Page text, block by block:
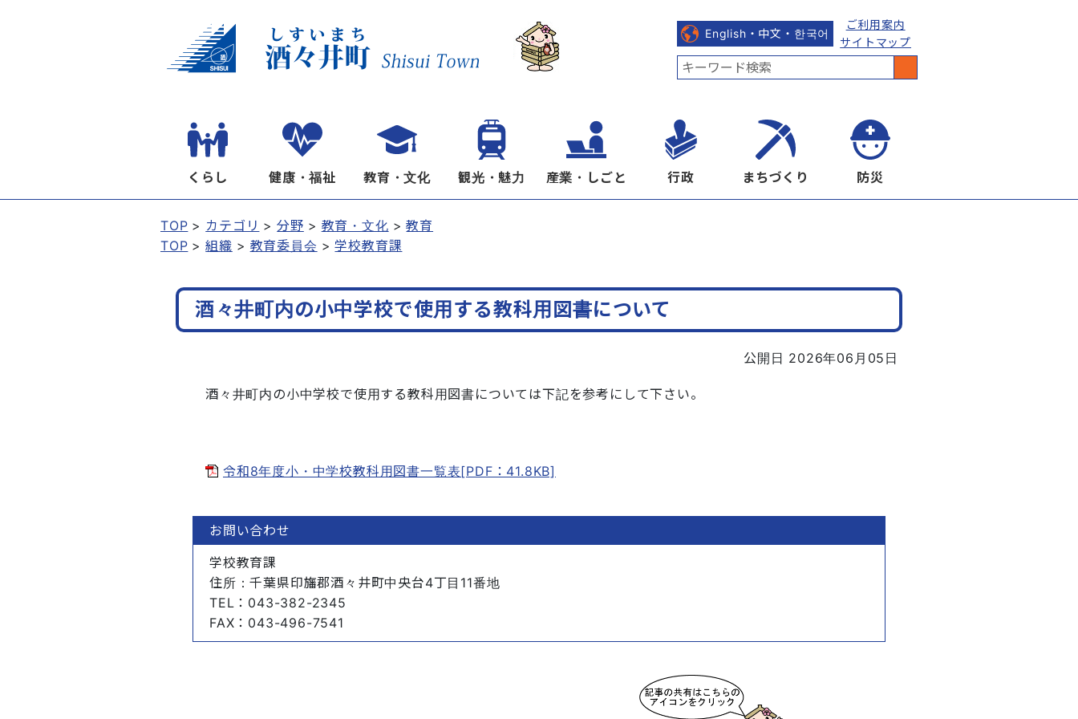
English・中文・한국어
ご利用案内
サイトマップ
くらし 健康・福祉 教育・文化 観光・魅力 産業・しごと 行政 まちづくり 防災
TOP カテゴリ 分野 教育・文化
教育
TOP
組織 教育委員会 学校教育課
酒々井町内の小中学校で使用する教科用図書について
公開日 2026年06月05日
酒々井町内の小中学校で使用する教科用図書については下記を参考にして下さい。
令和8年度小・中学校教科用図書一覧表[PDF：41.8KB]
お問い合わせ
学校教育課
住所 ：千葉県印旛郡酒々井町中央台4丁目11番地
TEL ：043-382-2345
FAX ：043-496-7541